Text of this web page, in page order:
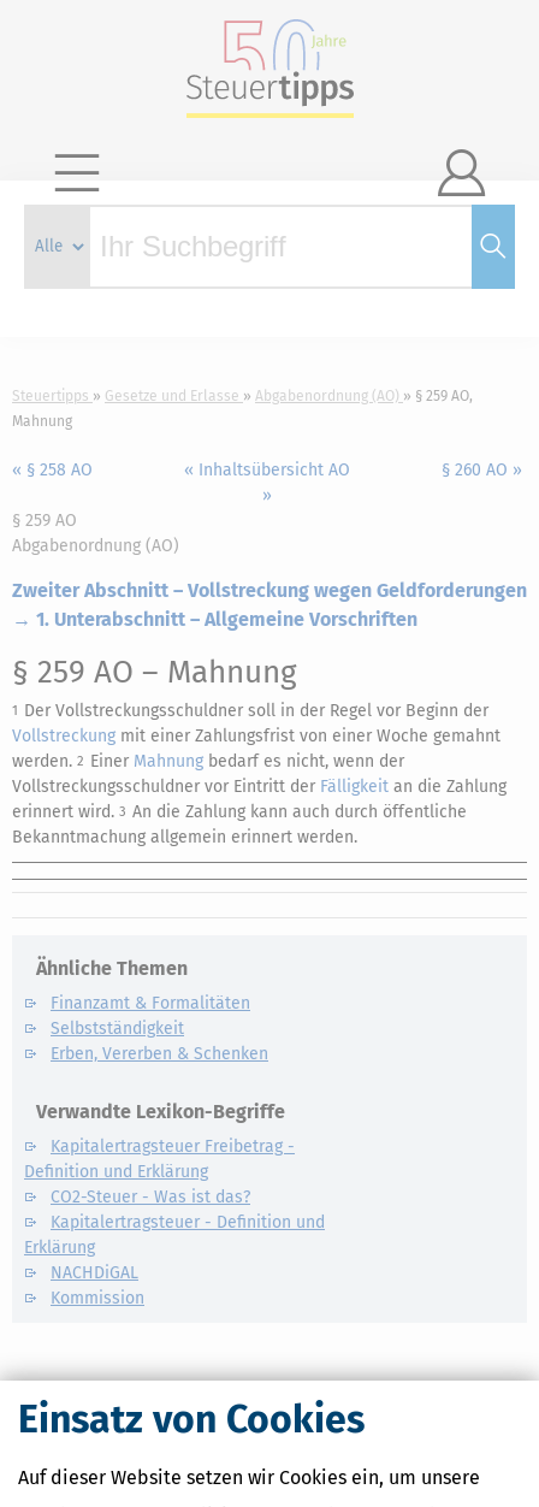
Einsatz von Cookies
Auf dieser Website setzen wir Cookies ein, um unsere

Steuertipps Gesetze und Erlasse Abgabenordnung (AO)
§ 259 AO,
Mahnung
« § 258 AO
« Inhaltsübersicht AO
»
§ 260 AO »
§ 259 AO
Abgabenordnung (AO)
Zweiter Abschnitt – Vollstreckung wegen Geldforderungen
→ 1. Unterabschnitt – Allgemeine Vorschriften
§ 259 AO – Mahnung
1 Der Vollstreckungsschuldner soll in der Regel vor Beginn der
Vollstreckung mit einer Zahlungsfrist von einer Woche gemahnt
werden. 2 Einer Mahnung bedarf es nicht, wenn der
Vollstreckungsschuldner vor Eintritt der Fälligkeit an die Zahlung
erinnert wird. 3 An die Zahlung kann auch durch öffentliche
Bekanntmachung allgemein erinnert werden.
Ähnliche Themen
Finanzamt & Formalitäten
Selbstständigkeit
Erben, Vererben & Schenken
Verwandte Lexikon-Begriffe
Kapitalertragsteuer Freibetrag -
Definition und Erklärung
CO2-Steuer - Was ist das?
Kapitalertragsteuer - Definition und
Erklärung
NACHDiGAL
Kommission